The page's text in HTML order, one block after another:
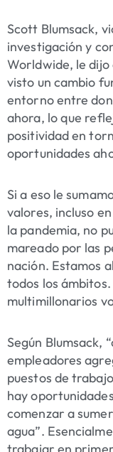
Scott Blumsack,
investigación y
Worldwide, le
visto un cambio
entorno entre
ahora, lo que
positividad en
oportunidades
Si a eso le
valores, incluso
la pandemia, no
mareado por las
nación. Estamos
todos los ámbitos.
multimillonarios
Según Blumsack,
empleadores
puestos de
hay
comenzar a
agua”.